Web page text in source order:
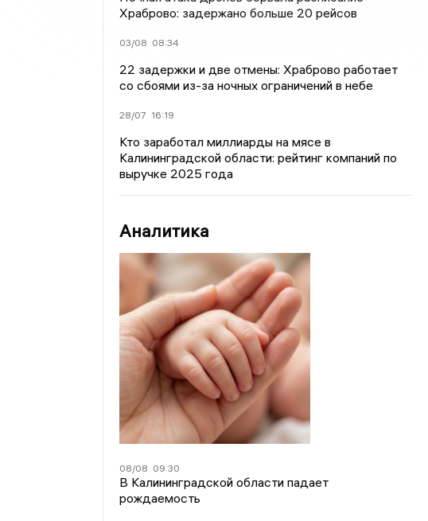
Храброво: задержано больше 20 рейсов
03/08 08:34
22 задержки и две отмены: Храброво работает
со сбоями из-за ночных ограничений в небе
28/07 16:19
Кто заработал миллиарды на мясе в
Калининградской области: рейтинг компаний по
выручке 2025 года
Аналитика
08/08 09:30
В Калининградской области падает
рождаемость